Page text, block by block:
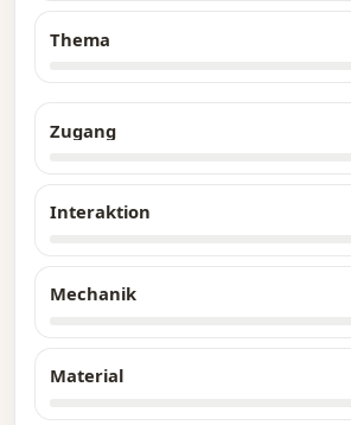
Thema
Zugang
Interaktion
Mechanik
Material